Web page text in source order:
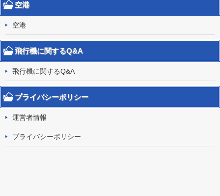
空港
空港
飛行機に関するQ&A
飛行機に関するQ&A
プライバシーポリシー
運営者情報
プライバシーポリシー